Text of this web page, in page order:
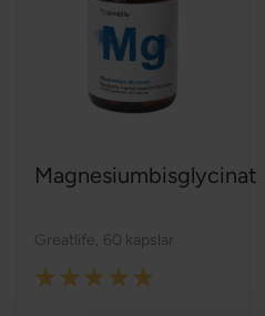
Magnesiumbisglycinat
Greatlife 60 kapslar
Rating: